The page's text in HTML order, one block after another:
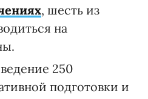
, шесть из
на
250
подготовки и